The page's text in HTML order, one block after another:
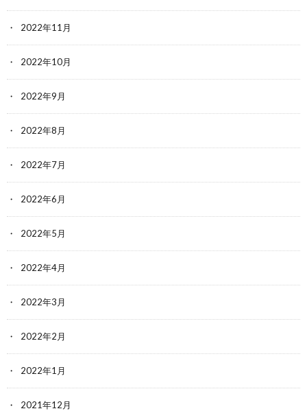
2022年11月
2022年10月
2022年9月
2022年8月
2022年7月
2022年6月
2022年5月
2022年4月
2022年3月
2022年2月
2022年1月
2021年12月